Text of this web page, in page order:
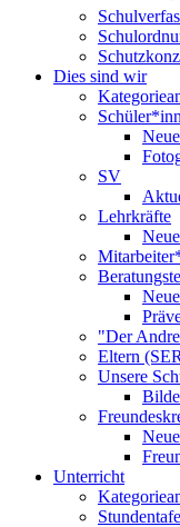
Dies sind wir
SV
Lehrkräfte
"Der
Eltern
Unsere
Unterricht